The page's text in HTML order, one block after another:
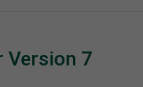
Version 7